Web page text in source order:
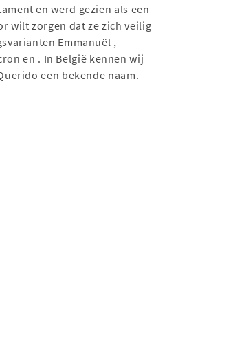
en werd gezien als een
wilt zorgen dat ze zich veilig
Emmanuël ,
en . In België kennen wij
een bekende naam.